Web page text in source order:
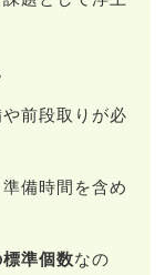
前段取りが必
備時間を含め
準個数なの